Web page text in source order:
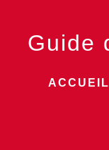
Guide
ACCUEIL